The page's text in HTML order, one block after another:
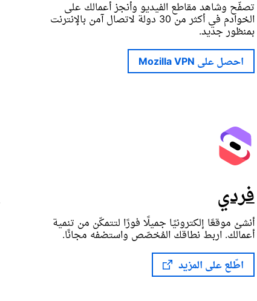
تصفّح وشاهد مقاطع الفيديو وأنجز أعمالك على
الخوادم في أكثر من 30 دولة لاتصال آمن بالإنترنت
بمنظور جديد.
احصل على Mozilla VPN
فردي
أنشئ موقعًا إلكترونيًا جميلًا فورًا لتتمكّن من تنمية
أعمالك. اربط نطاقك المُخصّص واستضفه مجانًا.
اطّلع على المزيد